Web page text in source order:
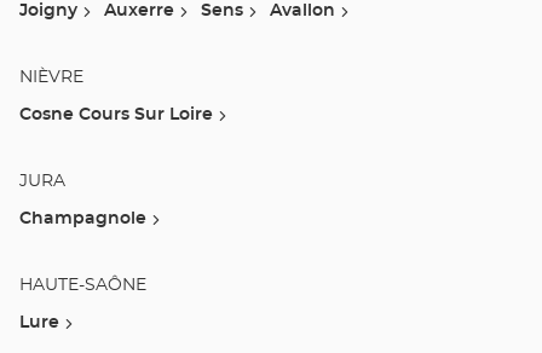
Joigny Auxerre Sens Avallon
NIÈVRE
Cosne Cours Sur Loire
JURA
Champagnole
HAUTE-SAÔNE
Lure